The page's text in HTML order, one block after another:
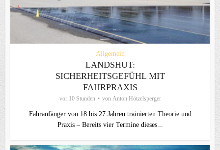
Allgemein
LANDSHUT:
SICHERHEITSGEFÜHL MIT
FAHRPRAXIS
vor 10 Stunden von Anton Hötzelsperger
Fahranfänger von 18 bis 27 Jahren trainierten Theorie und
Praxis – Bereits vier Termine dieses...